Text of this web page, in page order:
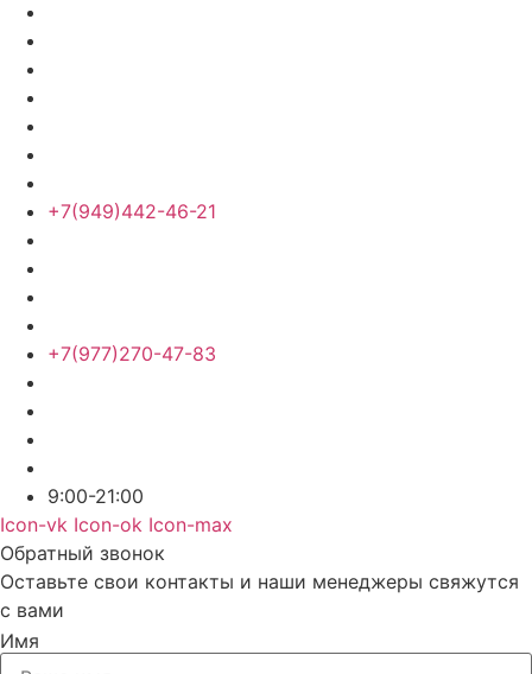
+7(949)442-46-21
+7(977)270-47-83
9:00-21:00
Icon-vk Icon-ok Icon-max
Обратный звонок
Оставьте свои контакты и наши менеджеры свяжутся
с вами
Имя